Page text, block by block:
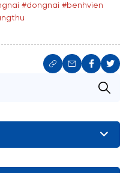
#dongnai #benhvien